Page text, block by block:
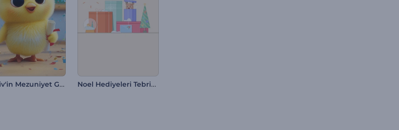
Civciv'in Mezuniyet Girişi Noel Hediyeleri Tebrik Kartı